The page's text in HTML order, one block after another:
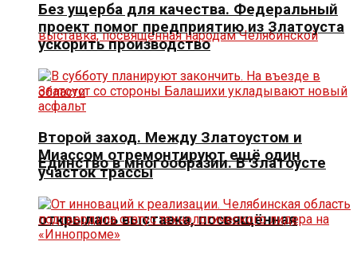
Единство в многообразии. В Златоусте
открылась выставка, посвящённая
Без ущерба для качества. Федеральный
проект помог предприятию из Златоуста
ускорить производство
Второй заход. Между Златоустом и
Миассом отремонтируют ещё один
участок трассы